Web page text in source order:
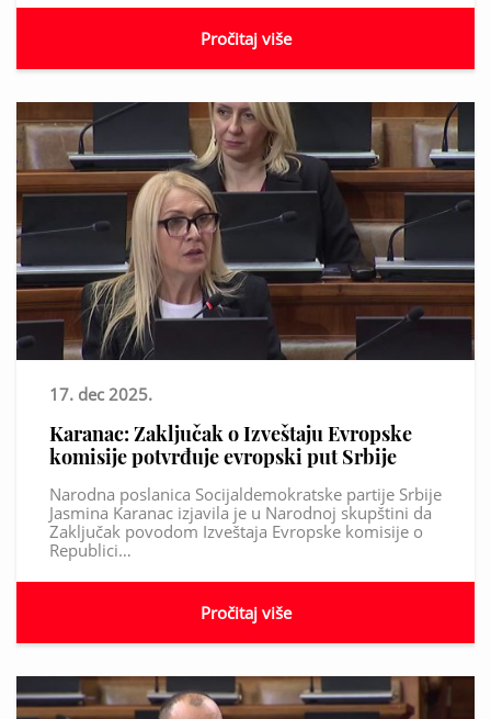
Pročitaj više
17. dec 2025.
Karanac: Zaključak o Izveštaju Evropske
komisije potvrđuje evropski put Srbije
Narodna poslanica Socijaldemokratske partije Srbije
Jasmina Karanac izjavila je u Narodnoj skupštini da
Zaključak povodom Izveštaja Evropske komisije o
Republici…
Pročitaj više